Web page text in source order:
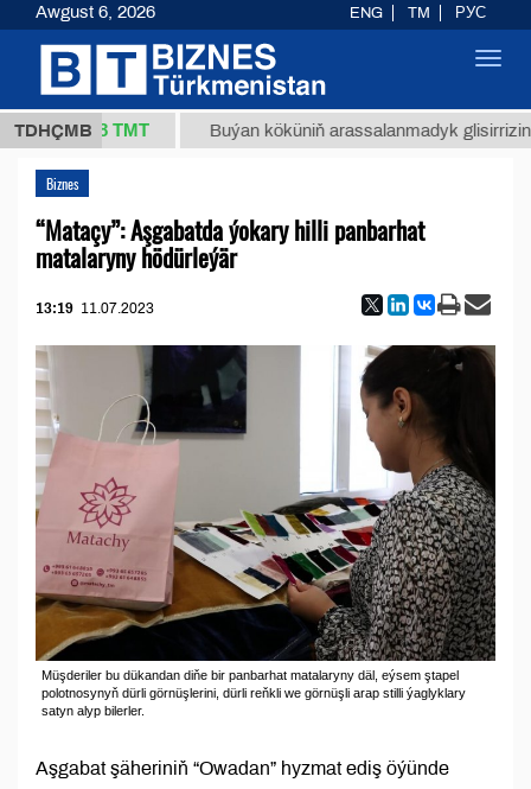
TDHÇMB
37,8 ТМТ Buýan köküniň arassalanmadyk glisirrizin
Biznes
“Mataçy”: Aşgabatda ýokary hilli panbarhat
matalaryny hödürleýär
13:19 11.07.2023
Müşderiler bu dükandan diňe bir panbarhat matalaryny däl, eýsem ştapel
polotnosynyň dürli görnüşlerini, dürli reňkli we görnüşli arap stilli ýaglyklary
satyn alyp bilerler.
Aşgabat şäheriniň “Owadan” hyzmat ediş öýünde
Awgust 6, 2026 ENG TM РУС